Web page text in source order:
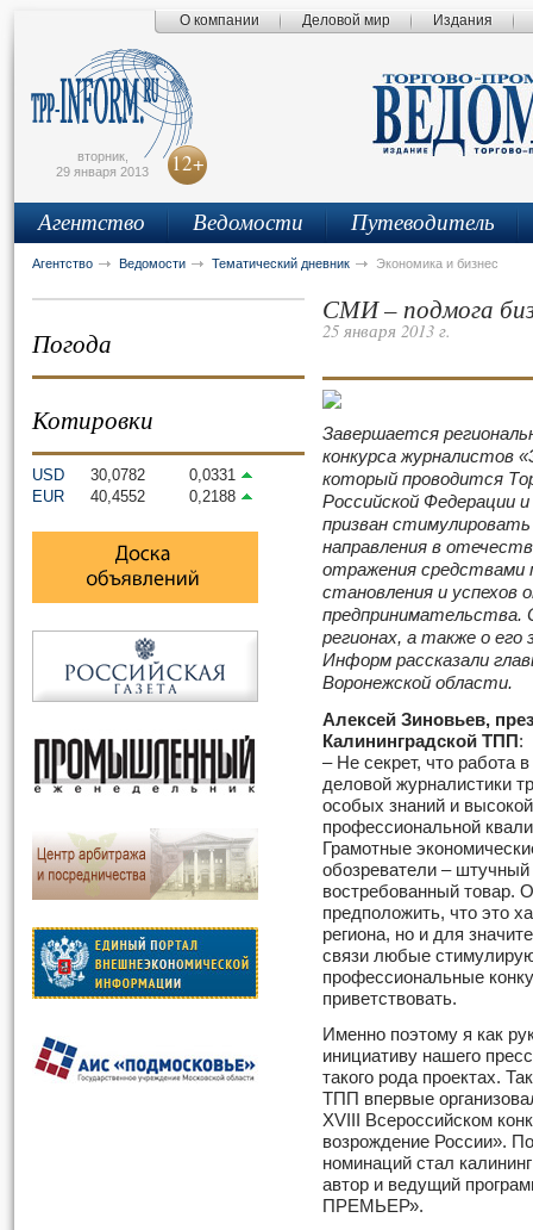
О компании Деловой мир Издания
вторник,
29 января 2013
12+
Агентство Ведомости Путеводитель
Агентство Ведомости Тематический дневник Экономика и бизнес
Погода
Котировки
USD 30,0782
0,0331
EUR
40,4552 0,2188
СМИ – подмога
25 января 2013 г.
Завершается
конкурса журналистов
который проводится
Российской Федерации
призван стимулировать
направления в
отражения средствами
становления и успехов
предпринимательства.
регионах, а также о его
Информ рассказали
Воронежской области.
Алексей Зиновьев,
Калининградской ТПП :
– Не секрет, что работа
деловой журналистики
особых знаний и высокой
профессиональной
Грамотные
обозреватели – штучный
востребованный товар.
предположить, что это
региона, но и для
связи любые
профессиональные
приветствовать.
Именно поэтому я как
инициативу нашего
такого рода проектах.
ТПП впервые
XVIII Всероссийском
возрождение России».
номинаций стал
автор и ведущий
ПРЕМЬЕР».